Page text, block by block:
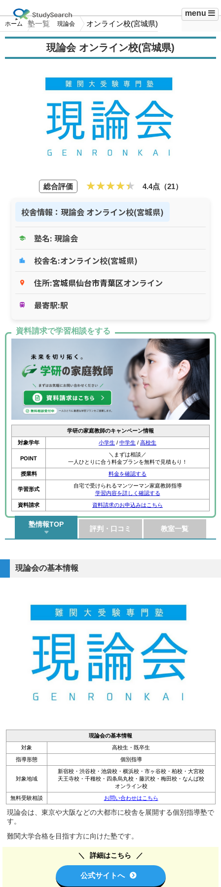
menu
ホーム 塾一覧 現論会 オンライン校(宮城県)
現論会 オンライン校(宮城県)
総合評価 4.4点（21）
校舎情報：現論会 オンライン校(宮城県)
school 塾名: 現論会
location_city 校舎名:オンライン校(宮城県)
place 住所:宮城県仙台市青葉区オンライン
train 最寄駅:駅
資料請求で学習相談をする
学研の家庭教師のキャンペーン情報
対象学年
小学生 / 中学生 / 高校生
POINT
＼まずは相談／
一人ひとりに合う料金プランを無料で見積もり！
授業料
料金を確認する
学習形式
自宅で受けられるマンツーマン家庭教師指導
学習内容を詳しく確認する
資料請求
資料請求のお申込みはこちら
塾情報TOP
評判・口コミ 教室一覧
現論会の基本情報
現論会の基本情報
対象
高校生・既卒生
指導形態
個別指導
対象地域
新宿校・渋谷校・池袋校・横浜校・市ヶ谷校・柏校・大宮校
天王寺校・千種校・四条烏丸校・藤沢校・梅田校・なんば校
オンライン校
無料受験相談
お問い合わせはこちら
現論会は、東京や大阪などの大都市に校舎を展開する個別指導塾で
す。
難関大学合格を目指す方に向けた塾です。
詳細はこちら
公式サイトへ